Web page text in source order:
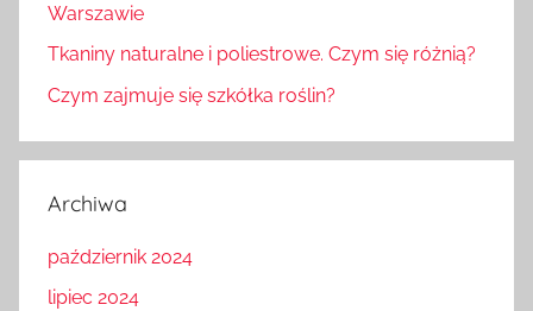
Warszawie
Tkaniny naturalne i poliestrowe. Czym się różnią?
Czym zajmuje się szkółka roślin?
Archiwa
październik 2024
lipiec 2024